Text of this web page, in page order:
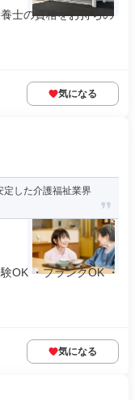
士の資格をお持ちの
気になる
定した介護福祉業界
OK ・ブランクOK ・
気になる